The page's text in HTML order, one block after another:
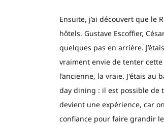
Ensuite, j’ai découvert que le
hôtels. Gustave Escoffier,
quelques pas en arrière.
vraiment envie de tenter cette
l’ancienne, la vraie. J'étais au
day dining : il est possible de
devient une expérience, car
confiance pour faire grandir